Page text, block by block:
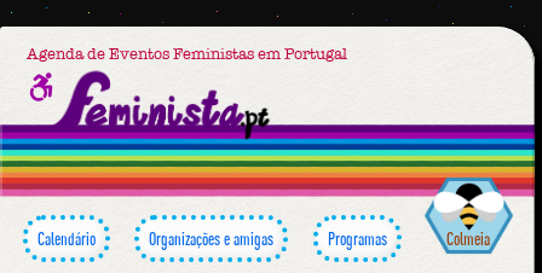
Agenda de Eventos Feministas em Portugal
Calendário Organizações e amigas Programas Colmeia